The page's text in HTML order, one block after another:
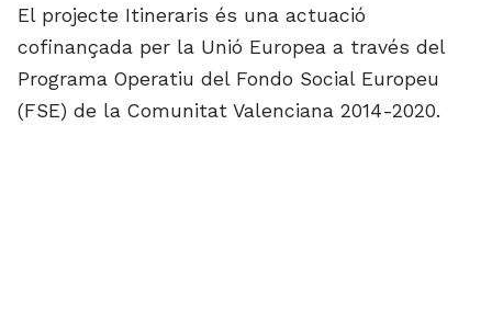
El projecte Itineraris és una actuació
cofinançada per la Unió Europea a través del
Programa Operatiu del Fondo Social Europeu
(FSE) de la Comunitat Valenciana 2014-2020.